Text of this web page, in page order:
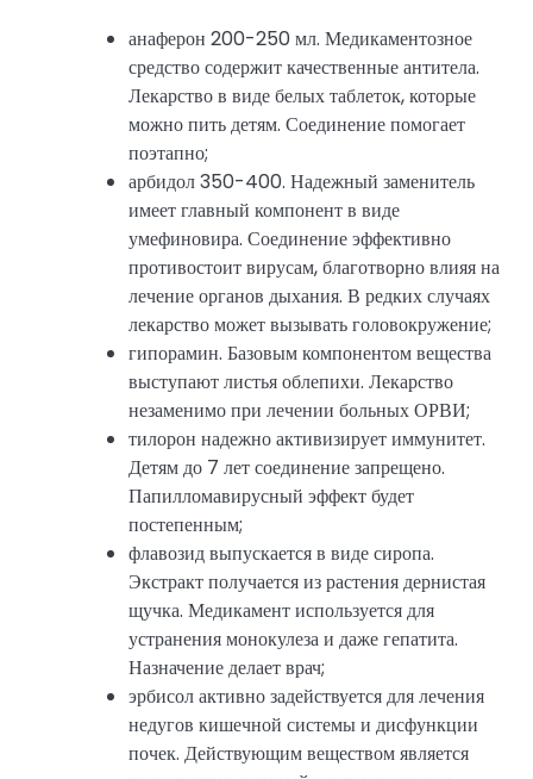
анаферон 200-250 мл. Медикаментозное
средство содержит качественные антитела.
Лекарство в виде белых таблеток, которые
можно пить детям. Соединение помогает
поэтапно;
арбидол 350-400. Надежный заменитель
имеет главный компонент в виде
умефиновира. Соединение эффективно
противостоит вирусам, благотворно влияя на
лечение органов дыхания. В редких случаях
лекарство может вызывать головокружение;
гипорамин. Базовым компонентом вещества
выступают листья облепихи. Лекарство
незаменимо при лечении больных ОРВИ;
тилорон надежно активизирует иммунитет.
Детям до 7 лет соединение запрещено.
Папилломавирусный эффект будет
постепенным;
флавозид выпускается в виде сиропа.
Экстракт получается из растения дернистая
щучка. Медикамент используется для
устранения монокулеза и даже гепатита.
Назначение делает врач;
эрбисол активно задействуется для лечения
недугов кишечной системы и дисфункции
почек. Действующим веществом является